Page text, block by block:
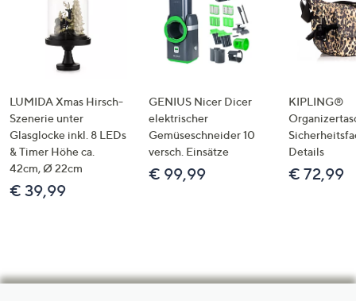
LUMIDA Xmas Hirsch-
Szenerie unter
Glasglocke inkl. 8 LEDs
& Timer Höhe ca.
42cm, Ø 22cm
€ 39,99
GENIUS Nicer Dicer
elektrischer
Gemüseschneider 10
versch. Einsätze
€ 99,99
KIPLING®
Details
€ 72,99